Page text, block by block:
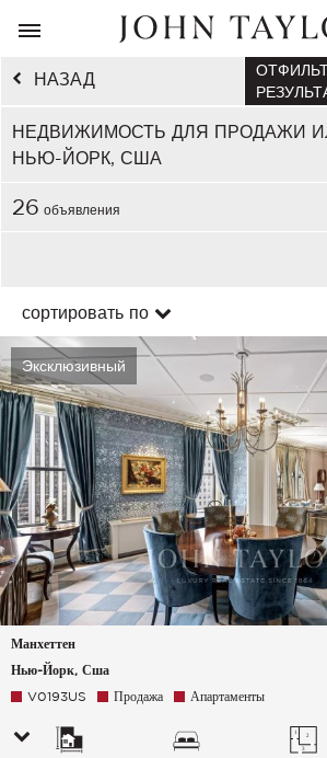
НАЗАД
НЕДВИЖИМОСТЬ ДЛЯ ПРОДАЖИ
НЬЮ-ЙОРК, США
26 объявления
сортировать по
Эксклюзивный
Манхеттен
Нью-Йорк, Сша
V0193US Продажа Апартаменты